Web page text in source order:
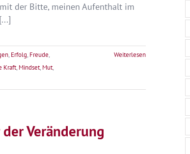
der Bitte, meinen Aufenthalt im
, Erfolg, Freude,
Kraft, Mindset, Mut,
Weiterlesen
Veränderung